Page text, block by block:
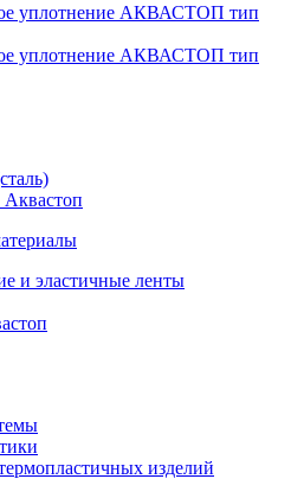
уплотнение АКВАСТОП тип
уплотнение АКВАСТОП тип
и эластичные ленты
изделий